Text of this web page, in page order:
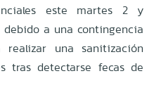
este martes 2 y
a una contingencia
una sanitización
tras detectarse fecas de